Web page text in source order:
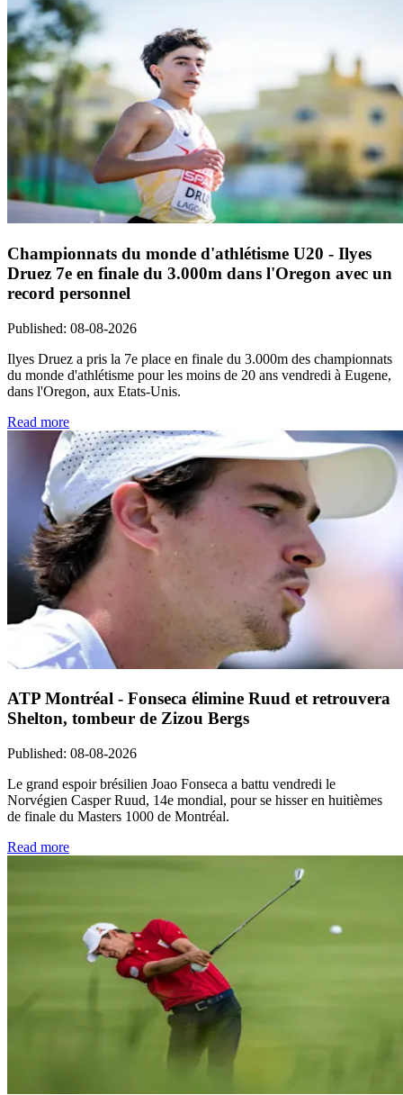
Championnats du monde d'athlétisme U20 - Ilyes
Druez 7e en finale du 3.000m dans l'Oregon avec un
record personnel
Published: 08-08-2026
Ilyes Druez a pris la 7e place en finale du 3.000m des championnats
du monde d'athlétisme pour les moins de 20 ans vendredi à Eugene,
dans l'Oregon, aux Etats-Unis.
Read more
ATP Montréal - Fonseca élimine Ruud et retrouvera
Shelton, tombeur de Zizou Bergs
Published: 08-08-2026
Le grand espoir brésilien Joao Fonseca a battu vendredi le
Norvégien Casper Ruud, 14e mondial, pour se hisser en huitièmes
de finale du Masters 1000 de Montréal.
Read more